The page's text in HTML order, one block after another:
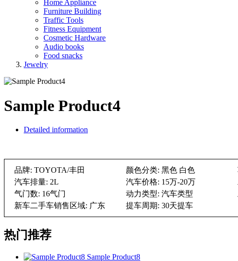
Home Appliance
Furniture Building
Traffic Tools
Fitness Equipment
Cosmetic Hardware
Audio books
Food snacks
Jewelry
Sample Product4
Detailed information
品牌: TOYOTA/丰田 颜色分类: 黑色 白色
汽车排量: 2L
汽车价格: 15万-20万
气门数: 16气门
动力类型: 汽车类型
新车二手车销售区域: 广东
提车周期: 30天提车
热门推荐
Sample Product8